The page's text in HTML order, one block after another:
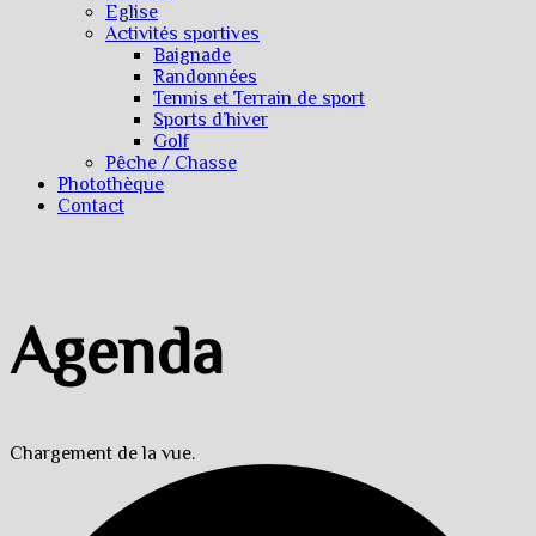
Eglise
Activités sportives
Baignade
Randonnées
Tennis et Terrain de sport
Sports d’hiver
Golf
Pêche / Chasse
Photothèque
Contact
Agenda
Chargement de la vue.